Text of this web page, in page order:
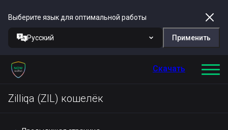
Выберите язык для оптимальной работы
Русский Применить
Скачать
Zilliqa (ZIL) кошелёк